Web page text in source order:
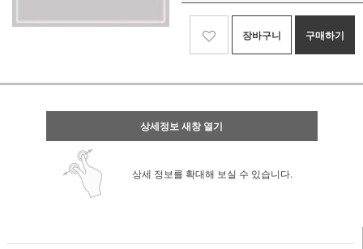
장바구니 구매하기
상세정보 새창 열기
상세 정보를 확대해 보실 수 있습니다.